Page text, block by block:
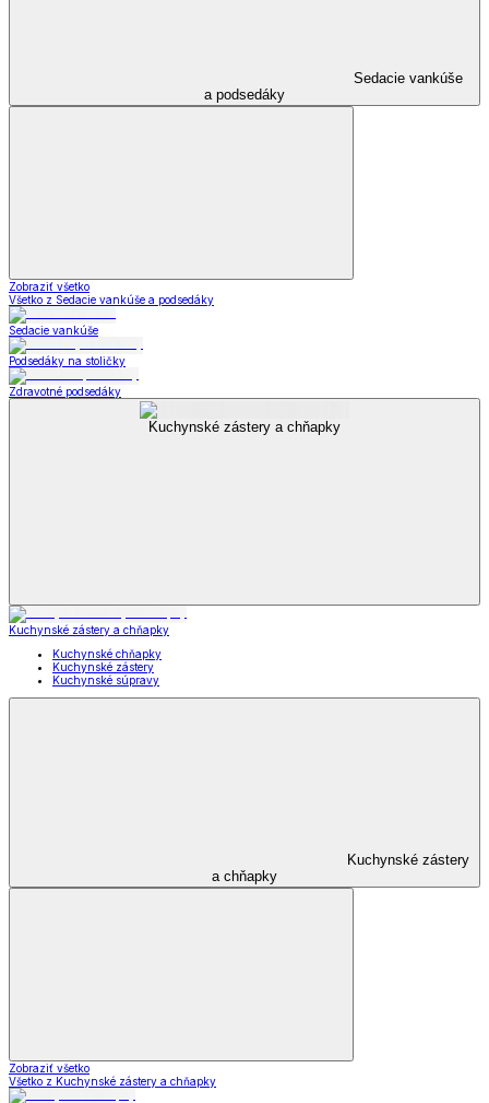
Sedacie vankúše
a podsedáky
Zobraziť všetko
Všetko z Sedacie vankúše a podsedáky
Sedacie vankúše
Podsedáky na stoličky
Zdravotné podsedáky
Kuchynské zástery a chňapky
Kuchynské zástery a chňapky
Kuchynské chňapky
Kuchynské zástery
Kuchynské súpravy
Kuchynské zástery
a chňapky
Zobraziť všetko
Všetko z Kuchynské zástery a chňapky